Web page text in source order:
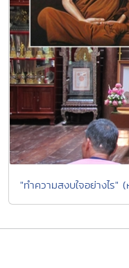
"ทำความสงบใจอย่างไร